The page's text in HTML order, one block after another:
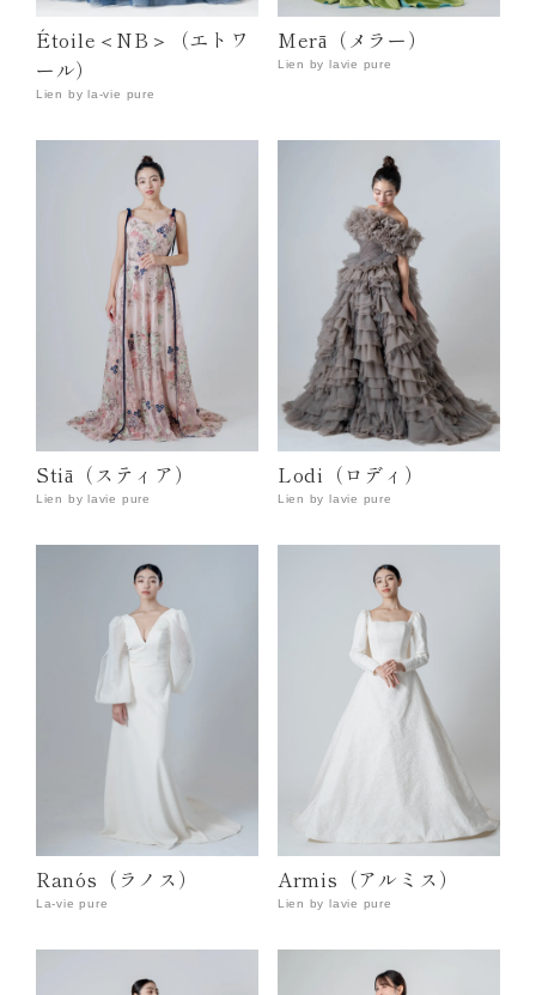
Étoile＜NB＞（エトワ
ール）
Lien by la-vie pure
Merā（メラー）
Lien by lavie pure
Stiā（スティア）
Lien by lavie pure
Lodi（ロディ）
Lien by lavie pure
Ranós（ラノス）
La-vie pure
Armis（アルミス）
Lien by lavie pure